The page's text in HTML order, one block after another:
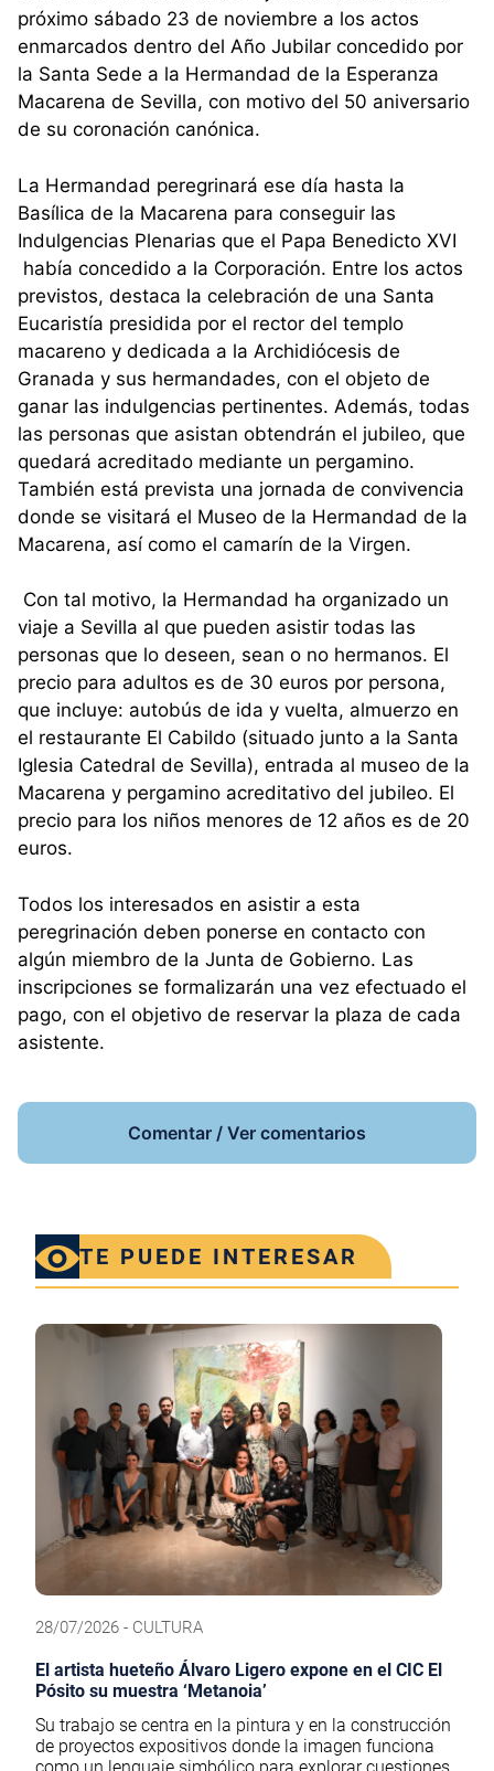
próximo sábado 23 de noviembre a los actos
enmarcados dentro del Año Jubilar concedido por
la Santa Sede a la Hermandad de la Esperanza
Macarena de Sevilla, con motivo del 50 aniversario
de su coronación canónica.
La Hermandad peregrinará ese día hasta la
Basílica de la Macarena para conseguir las
Indulgencias Plenarias que el Papa Benedicto XVI
había concedido a la Corporación. Entre los actos
previstos, destaca la celebración de una Santa
Eucaristía presidida por el rector del templo
macareno y dedicada a la Archidiócesis de
Granada y sus hermandades, con el objeto de
ganar las indulgencias pertinentes. Además, todas
las personas que asistan obtendrán el jubileo, que
quedará acreditado mediante un pergamino.
También está prevista una jornada de convivencia
donde se visitará el Museo de la Hermandad de la
Macarena, así como el camarín de la Virgen.
Con tal motivo, la Hermandad ha organizado un
viaje a Sevilla al que pueden asistir todas las
personas que lo deseen, sean o no hermanos. El
precio para adultos es de 30 euros por persona,
que incluye: autobús de ida y vuelta, almuerzo en
el restaurante El Cabildo (situado junto a la Santa
Iglesia Catedral de Sevilla), entrada al museo de la
Macarena y pergamino acreditativo del jubileo. El
precio para los niños menores de 12 años es de 20
euros.
Todos los interesados en asistir a esta
peregrinación deben ponerse en contacto con
algún miembro de la Junta de Gobierno. Las
inscripciones se formalizarán una vez efectuado el
pago, con el objetivo de reservar la plaza de cada
asistente.
Comentar / Ver comentarios
TE PUEDE INTERESAR
28/07/2026 - CULTURA
El artista hueteño Álvaro Ligero expone en el CIC El
Pósito su muestra ‘Metanoia’
Su trabajo se centra en la pintura y en la construcción
de proyectos expositivos donde la imagen funciona